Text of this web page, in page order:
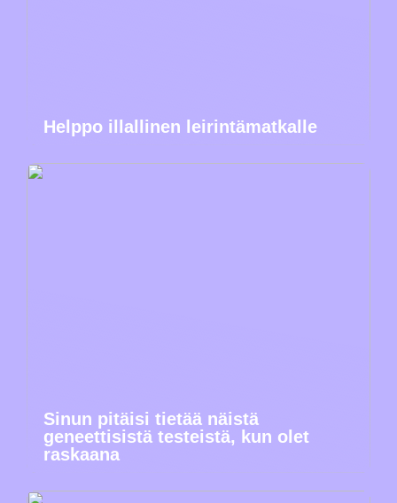
Helppo illallinen leirintämatkalle
Sinun pitäisi tietää näistä
geneettisistä testeistä, kun olet
raskaana